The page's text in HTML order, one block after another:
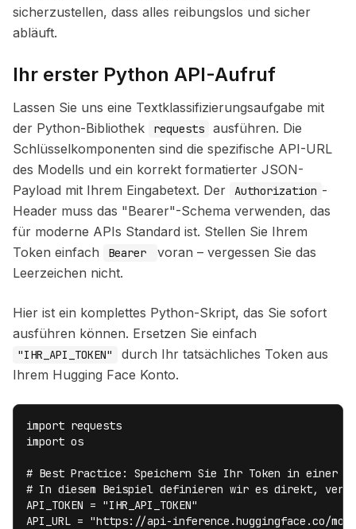
sicherzustellen, dass alles reibungslos und sicher
abläuft.
Ihr erster Python API-Aufruf
Lassen Sie uns eine Textklassifizierungsaufgabe mit
der Python-Bibliothek
requests
ausführen. Die
Schlüsselkomponenten sind die spezifische API-URL
des Modells und ein korrekt formatierter JSON-
Payload mit Ihrem Eingabetext. Der
Authorization -
Header muss das "Bearer"-Schema verwenden, das
für moderne APIs Standard ist. Stellen Sie Ihrem
Token einfach
Bearer
voran – vergessen Sie das
Leerzeichen nicht.
Hier ist ein komplettes Python-Skript, das Sie sofort
ausführen können. Ersetzen Sie einfach
"IHR_API_TOKEN"
durch Ihr tatsächliches Token aus
Ihrem Hugging Face Konto.
import requests
import os
# Best Practice: Speichern Sie Ihr Token in einer
# In diesem Beispiel definieren wir es direkt,
API_TOKEN = "IHR_API_TOKEN"
API_URL = "https://api-inference.huggingface.co/